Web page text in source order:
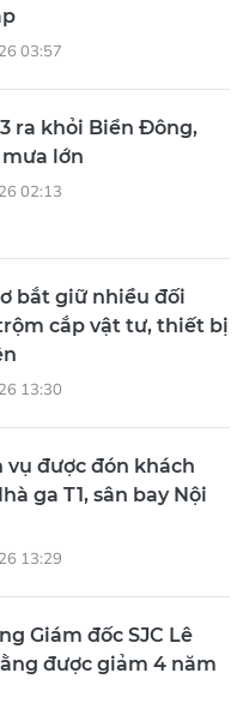
03:57
ra khỏi Biển Đông,
mưa lớn
02:13
bắt giữ nhiều đối
cắp vật tư, thiết bị
13:30
vụ được đón khách
ga T1, sân bay Nội
13:29
Giám đốc SJC Lê
được giảm 4 năm